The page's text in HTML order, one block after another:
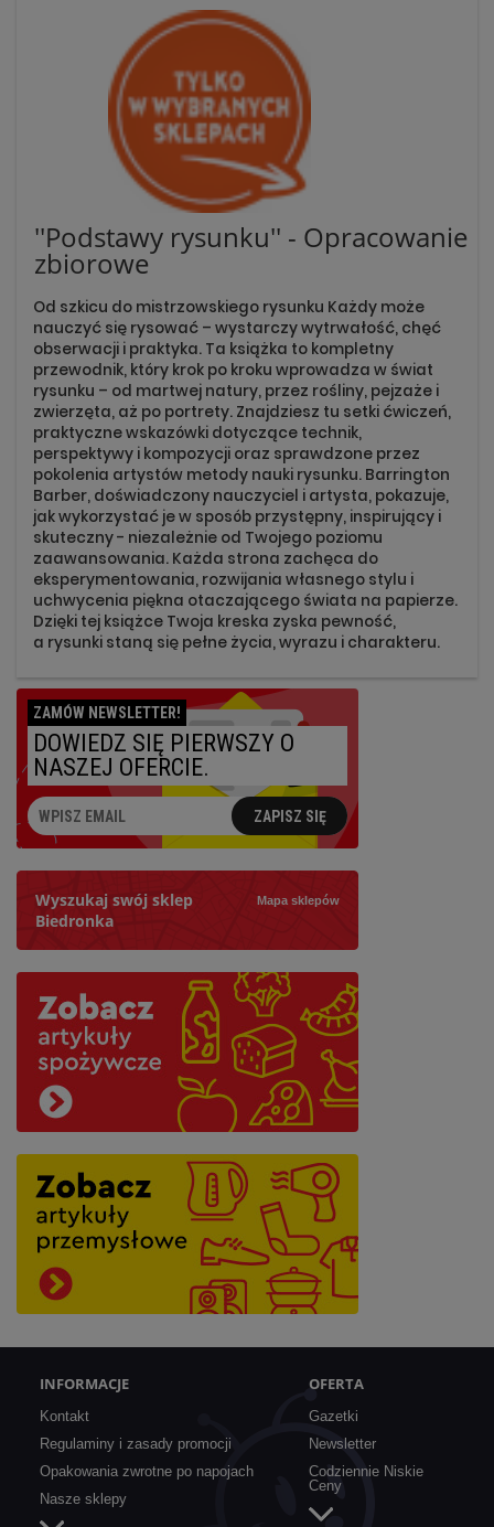
''Podstawy rysunku'' - Opracowanie
zbiorowe
Od szkicu do mistrzowskiego rysunku Każdy może
nauczyć się rysować – wystarczy wytrwałość, chęć
obserwacji i praktyka. Ta książka to kompletny
przewodnik, który krok po kroku wprowadza w świat
rysunku – od martwej natury, przez rośliny, pejzaże i
zwierzęta, aż po portrety. Znajdziesz tu setki ćwiczeń,
praktyczne wskazówki dotyczące technik,
perspektywy i kompozycji oraz sprawdzone przez
pokolenia artystów metody nauki rysunku. Barrington
Barber, doświadczony nauczyciel i artysta, pokazuje,
jak wykorzystać je w sposób przystępny, inspirujący i
skuteczny - niezależnie od Twojego poziomu
zaawansowania. Każda strona zachęca do
eksperymentowania, rozwijania własnego stylu i
uchwycenia piękna otaczającego świata na papierze.
Dzięki tej książce Twoja kreska zyska pewność,
a rysunki staną się pełne życia, wyrazu i charakteru.
ZAMÓW NEWSLETTER!
DOWIEDZ SIĘ PIERWSZY O
NASZEJ OFERCIE.
ZAPISZ SIĘ
Wyszukaj swój sklep
Biedronka
Mapa sklepów
Szukaj
Najbliższy:
INFORMACJE
Kontakt
Regulaminy i zasady promocji
Opakowania zwrotne po napojach
Nasze sklepy
OFERTA
Gazetki
Newsletter
Codziennie Niskie
Ceny